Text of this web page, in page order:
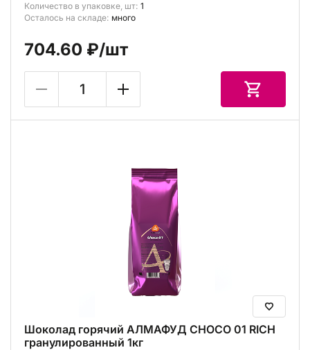
Количество в упаковке, шт: 1
Осталось на складе: много
704.60 ₽/шт
Шоколад горячий АЛМАФУД CHOCO 01 RICH
гранулированный 1кг